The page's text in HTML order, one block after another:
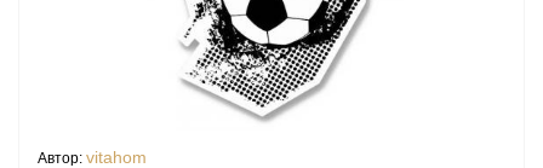
Автор: vitahom